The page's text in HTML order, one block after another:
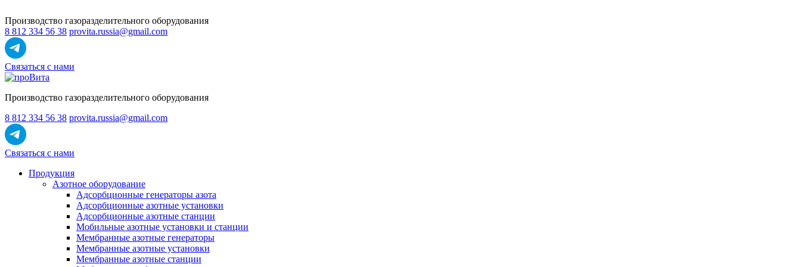
Производство газоразделительного оборудования
8 812 334 56 38 provita.russia@gmail.com
Связаться с нами
Производство газоразделительного оборудования
8 812 334 56 38 provita.russia@gmail.com
Связаться с нами
Продукция
Азотное оборудование
Адсорбционные генераторы азота
Адсорбционные азотные установки
Адсорбционные азотные станции
Мобильные азотные установки и станции
Мембранные азотные генераторы
Мембранные азотные установки
Мембранные азотные станции